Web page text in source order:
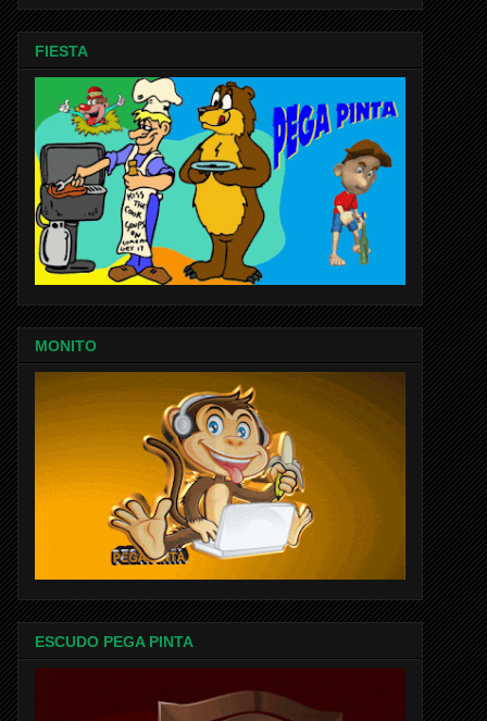
FIESTA
MONITO
ESCUDO PEGA PINTA